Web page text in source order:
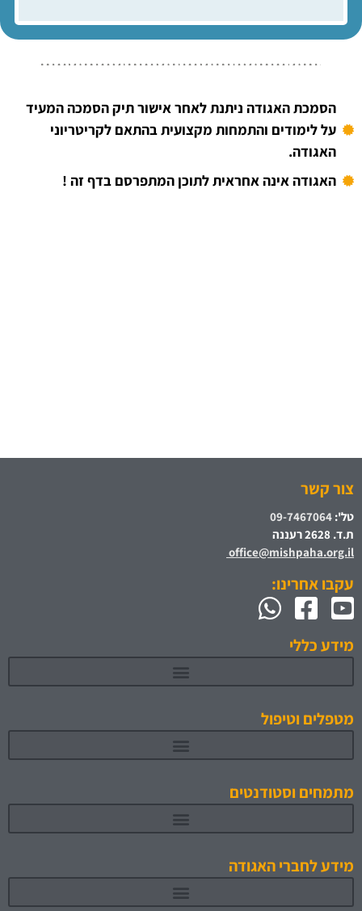
הסמכת האגודה ניתנת לאחר אישור תיק הסמכה המעיד
על לימודים והתמחות מקצועית בהתאם לקריטריוני
האגודה.
האגודה אינה אחראית לתוכן המתפרסם בדף זה !
צור קשר
טל': 09-7467064
ת.ד. 2628 רעננה
office@mishpaha.org.il
עקבו אחרינו:
מידע כללי
מטפלים וטיפול
מתמחים וסטודנטים
מידע לחברי האגודה